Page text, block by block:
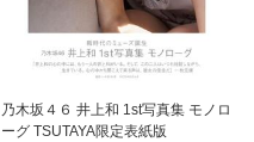
乃木坂４６ 井上和 1st写真集 モノロ
ーグ TSUTAYA限定表紙版